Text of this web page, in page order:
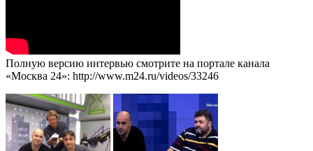
Полную версию интервью смотрите на портале канала
«Москва 24»: http://www.m24.ru/videos/33246